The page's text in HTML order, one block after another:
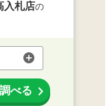
入札店の
べる